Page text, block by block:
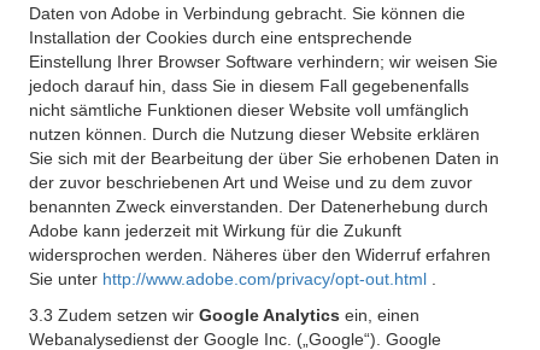
Daten von Adobe in Verbindung gebracht. Sie können die
Installation der Cookies durch eine entsprechende
Einstellung Ihrer Browser Software verhindern; wir weisen Sie
jedoch darauf hin, dass Sie in diesem Fall gegebenenfalls
nicht sämtliche Funktionen dieser Website voll umfänglich
nutzen können. Durch die Nutzung dieser Website erklären
Sie sich mit der Bearbeitung der über Sie erhobenen Daten in
der zuvor beschriebenen Art und Weise und zu dem zuvor
benannten Zweck einverstanden. Der Datenerhebung durch
Adobe kann jederzeit mit Wirkung für die Zukunft
widersprochen werden. Näheres über den Widerruf erfahren
Sie unter http://www.adobe.com/privacy/opt-out.html
3.3 Zudem setzen wir Google Analytics ein, einen
Webanalysedienst der Google Inc. („Google“). Google